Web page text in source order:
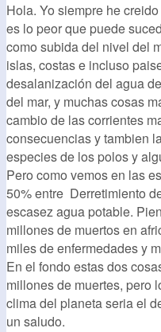
Hola. Yo siempre he
es lo peor que puede
como subida del nivel del
islas, costas e incluso
desalanización del agua
del mar, y muchas cosas
cambio de las corrientes
consecuencias y tambien
especies de los polos y
Pero como vemos en las
50% entre Derretimiento
escasez agua potable.
millones de muertos en
miles de enfermedades y
En el fondo estas dos
millones de muertes, pero
clima del planeta seria el
un saludo.